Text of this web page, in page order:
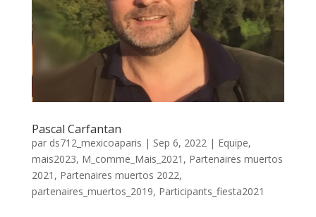
Pascal Carfantan
par ds712_mexicoaparis | Sep 6, 2022 | Equipe,
mais2023, M_comme_Mais_2021 , Partenaires muertos
2021 , Partenaires muertos 2022,
partenaires_muertos_2019, Participants_fiesta2021